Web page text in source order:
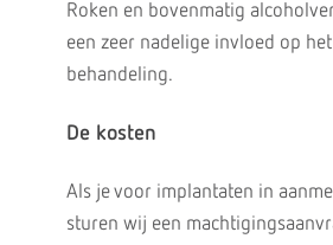
Roken en bovenmatig
een zeer nadelige invloed op
behandeling.
De kosten
Als je voor implantaten in
sturen wij een